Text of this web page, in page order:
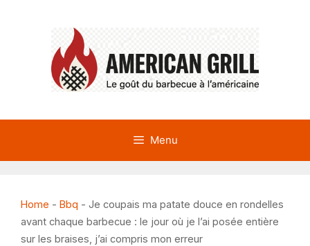
Menu
Home - Bbq - Je coupais ma patate douce en rondelles
avant chaque barbecue : le jour où je l’ai posée entière
sur les braises, j’ai compris mon erreur